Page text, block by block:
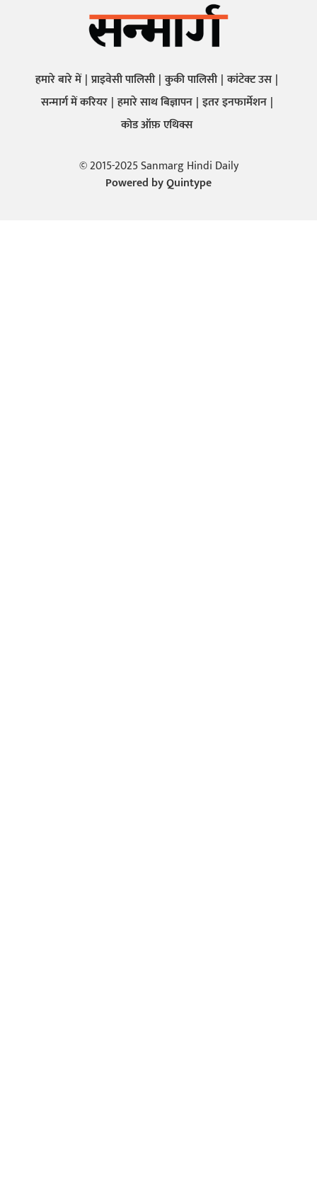
हमारे बारे में प्राइवेसी पालिसी कुकी पालिसी कांटेक्ट उस
सन्मार्ग में करियर हमारे साथ बिज्ञापन इतर इनफार्मेशन
कोड ऑफ़ एथिक्स
© 2015-2025 Sanmarg Hindi Daily
Powered byQuintype